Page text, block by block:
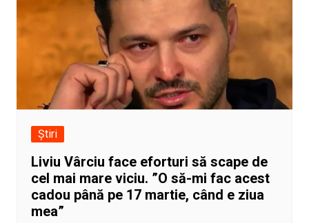
Știri
Liviu Vârciu face eforturi să scape de
cel mai mare viciu. ”O să-mi fac acest
cadou până pe 17 martie, când e ziua
mea”